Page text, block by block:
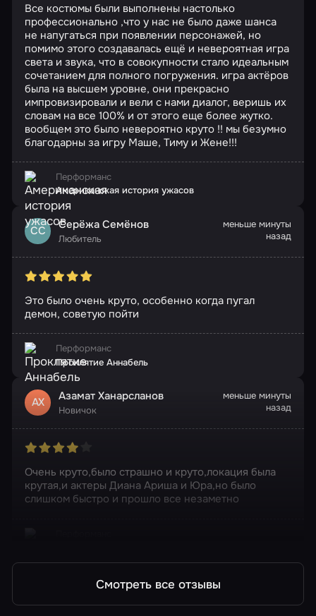
Все костюмы были выполнены настолько
профессионально ,что у нас не было даже шанса
не напугаться при появлении персонажей, но
помимо этого создавалась ещë и невероятная игра
света и звука, что в совокупности стало идеальным
сочетанием для полного погружения. игра актëров
была на высшем уровне, они прекрасно
импровизировали и вели с нами диалог, веришь их
словам на все 100% и от этого еще более жутко.
вообщем это было невероятно круто !! мы безумно
благодарны за игру Маше, Тиму и Жене!!!
Перформанс
Американская история ужасов
СС Серёжа Семёнов
Любитель
меньше минуты
назад
Это было очень круто, особенно когда пугал
демон, советую пойти
Перформанс
Проклятие Аннабель
АХ Азамат Ханарсланов
Новичок
меньше минуты
назад
Очень круто,было страшно и круто,локация была
крутая,и актеры Диана Ариша и Юра,но было
слишком быстро и прошло все незаметно
Смотреть все отзывы